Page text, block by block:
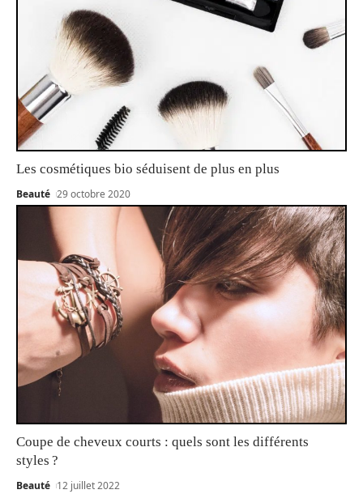
Les cosmétiques bio séduisent de plus en plus
Beauté 29 octobre 2020
Coupe de cheveux courts : quels sont les différents
styles ?
Beauté 12 juillet 2022